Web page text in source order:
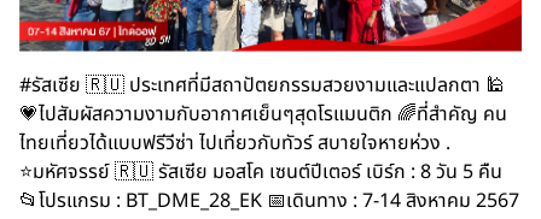
#รัสเซีย 🇷🇺 ประเทศที่มีสถาปัตยกรรมสวยงามและแปลกตา 🕌
💗ไปสัมผัสความงามกับอากาศเย็นๆสุดโรแมนติก 🌈ที่สำคัญ คน
ไทยเที่ยวได้แบบฟรีวีซ่า ไปเที่ยวกับทัวร์ สบายใจหายห่วง .
⭐️มหัศจรรย์ 🇷🇺 รัสเซีย มอสโค เซนต์ปีเตอร์ เบิร์ก : 8 วัน 5 คืน
📂โปรแกรม : BT_DME_28_EK 📅เดินทาง : 7-14 สิงหาคม 2567